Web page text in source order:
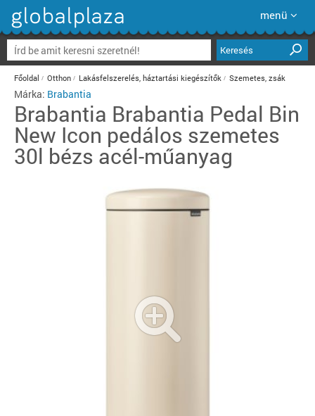
menü
Keresés
Főoldal Otthon Lakásfelszerelés, háztartási kiegészítők Szemetes, zsák
Márka: Brabantia
Brabantia Brabantia Pedal Bin
New Icon pedálos szemetes
30l bézs acél-műanyag